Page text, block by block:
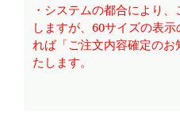
・システムの都合により
しますが、60サイズの表
れば「ご注文内容確定の
たします。